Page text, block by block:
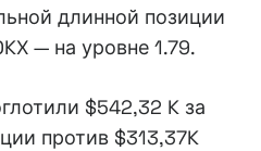
длинной позиции
— на уровне 1.79.
$542,32 K за
против $313,37K